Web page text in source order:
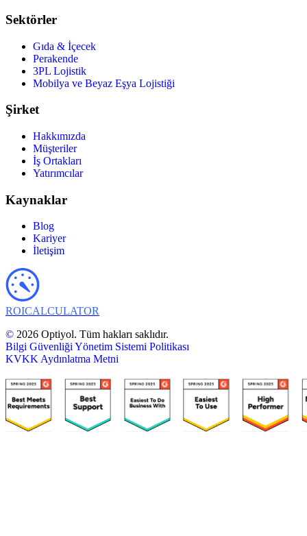
Sektörler
Gıda & İçecek
Perakende
3PL Lojistik
Mobilya ve Beyaz Eşya Lojistiği
Şirket
Hakkımızda
Müşteriler
İş Ortakları
Yatırımcılar
Kaynaklar
Blog
Kariyer
İletişim
ROICALCULATOR
© 2026 Optiyol. Tüm hakları saklıdır.
Bilgi Güvenliği Yönetim Sistemi Politikası
KVKK Aydınlatma Metni